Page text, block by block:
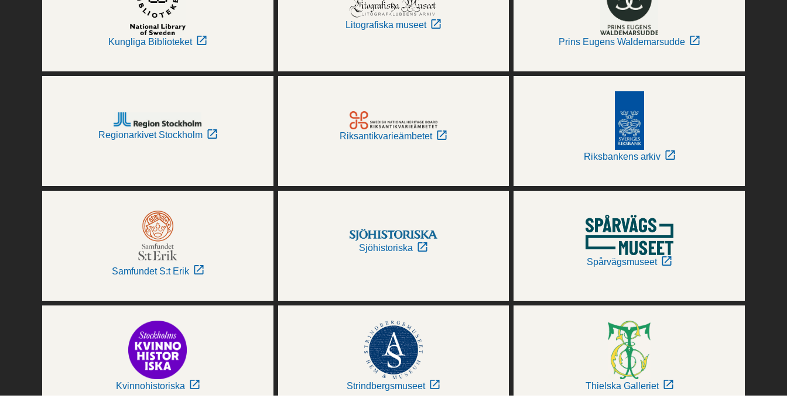
Kungliga Biblioteket
Litografiska museet
Prins Eugens Waldemarsudde
Regionarkivet Stockholm Riksantikvarieämbetet
Riksbankens arkiv
Samfundet S:t Erik
Sjöhistoriska
Spårvägsmuseet
Kvinnohistoriska Strindbergsmuseet Thielska Galleriet